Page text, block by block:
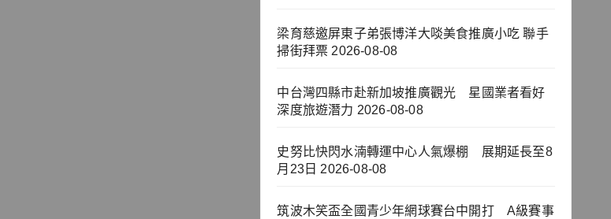
梁育慈邀屏東子弟張博洋大啖美食推廣小吃 聯手
掃街拜票 2026-08-08
中台灣四縣市赴新加坡推廣觀光 星國業者看好
深度旅遊潛力 2026-08-08
史努比快閃水湳轉運中心人氣爆棚 展期延長至8
月23日 2026-08-08
筑波木笑盃全國青少年網球賽台中開打 A級賽事